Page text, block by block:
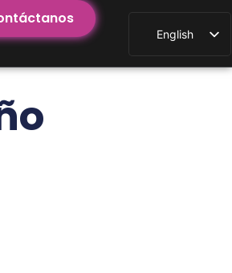
English